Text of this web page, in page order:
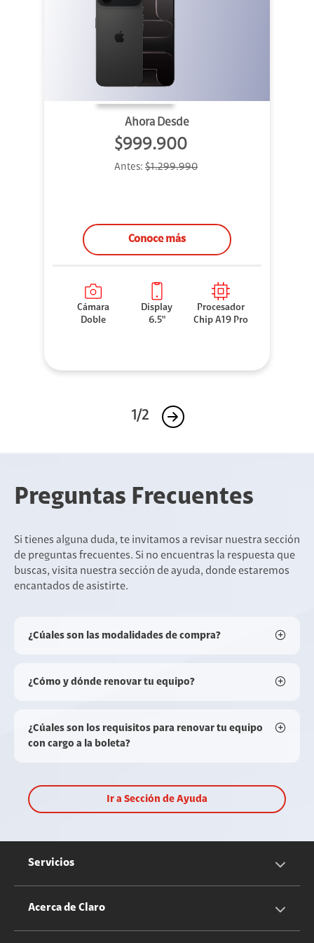
Ahora Desde
$999.900
Antes: $1.299.990
Conoce más
Cámara
Doble
Display
6.5"
Procesador
Chip A19 Pro
1/2
Preguntas Frecuentes
Si tienes alguna duda, te invitamos a revisar nuestra sección
de preguntas frecuentes. Si no encuentras la respuesta que
buscas, visita nuestra sección de ayuda, donde estaremos
encantados de asistirte.
¿Cúales son las modalidades de compra?
¿Cómo y dónde renovar tu equipo?
¿Cúales son los requisitos para renovar tu equipo
con cargo a la boleta?
Ir a Sección de Ayuda
Servicios
Servicios Móviles
Acerca de Claro